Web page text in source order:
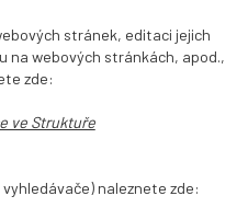
stránek, editaci jejich
na webových stránkách, apod.,
zde:
ve Struktuře
naleznete zde: